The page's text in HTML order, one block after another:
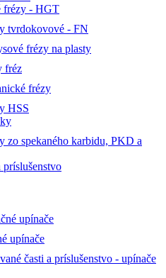
frézy - HGT
tvrdokovové - FN
frézy na plasty
fréz
frézy
HSS
zo spekaného karbidu, PKD a
príslušenstvo
upínače
upínače
časti a príslušenstvo - upínače